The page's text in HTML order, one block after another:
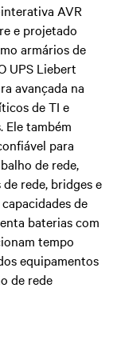
AVR
e projetado
armários de
UPS Liebert
avançada na
de TI e
Ele também
para
de rede,
rede, bridges e
de
baterias com
tempo
equipamentos
de rede